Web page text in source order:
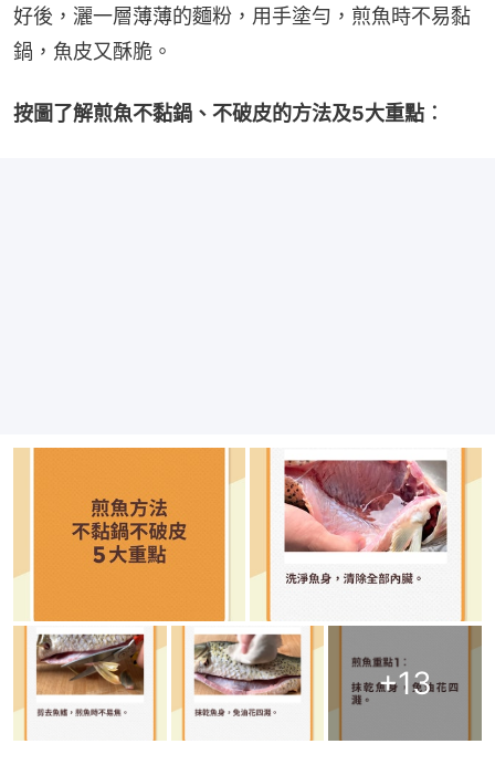
好後，灑一層薄薄的麵粉，用手塗勻，煎魚時不易黏
鍋，魚皮又酥脆。
按圖了解煎魚不黏鍋、不破皮的方法及5大重點︰
+13